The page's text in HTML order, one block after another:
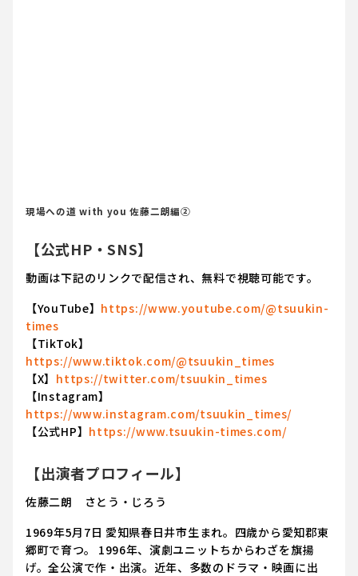
現場への道 with you 佐藤二朗編②
【公式HP・SNS】
動画は下記のリンクで配信され、無料で視聴可能です。
【YouTube】 https://www.youtube.com/@tsuukin-
times
【TikTok】
https://www.tiktok.com/@tsuukin_times
【X】 https://twitter.com/tsuukin_times
【Instagram】
https://www.instagram.com/tsuukin_times/
【公式HP】 https://www.tsuukin-times.com/
【出演者プロフィール】
佐藤二朗 さとう・じろう
1969年5月7日 愛知県春日井市生まれ。四歳から愛知郡東
郷町で育つ。 1996年、演劇ユニットちからわざを旗揚
げ。全公演で作・出演。近年、多数のドラマ・映画に出